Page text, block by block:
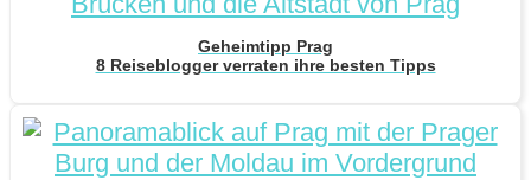
Geheimtipp Prag
8 Reiseblogger verraten ihre besten Tipps